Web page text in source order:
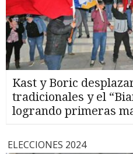
Kast y Boric
tradicionales y el
logrando primeras
ELECCIONES 2024